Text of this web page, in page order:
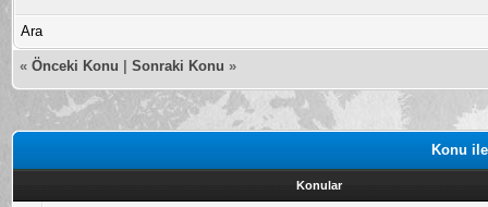
Ara
« Önceki Konu Sonraki Konu »
Konu
Konular